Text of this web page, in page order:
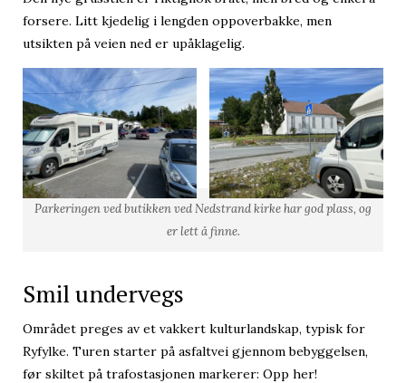
forsere. Litt kjedelig i lengden oppoverbakke, men
utsikten på veien ned er upåklagelig.
Parkeringen ved butikken ved Nedstrand kirke har god plass, og
er lett å finne.
Smil undervegs
Området preges av et vakkert kulturlandskap, typisk for
Ryfylke. Turen starter på asfaltvei gjennom bebyggelsen,
før skiltet på trafostasjonen markerer: Opp her!